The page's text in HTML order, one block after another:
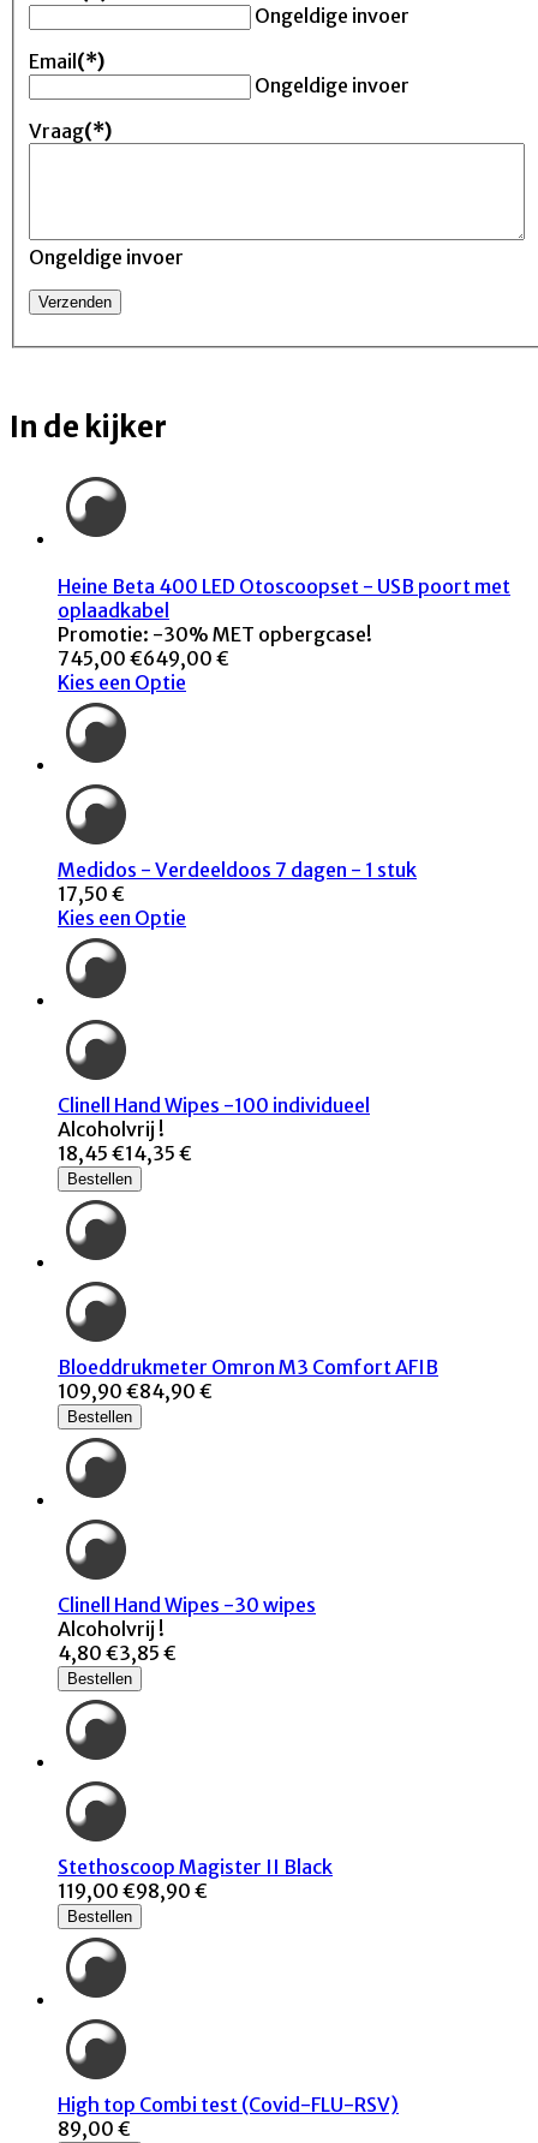
Ongeldige invoer
Email(*)
Ongeldige invoer
Vraag(*)
Ongeldige invoer
In de kijker
Heine Beta 400 LED Otoscoopset - USB poort met
oplaadkabel
Promotie: -30% MET opbergcase!
745,00 €649,00 €
Kies een Optie
Medidos - Verdeeldoos 7 dagen - 1 stuk
17,50 €
Kies een Optie
Clinell Hand Wipes -100 individueel
Alcoholvrij !
18,45 €14,35 €
Bestellen
Bloeddrukmeter Omron M3 Comfort AFIB
109,90 €84,90 €
Bestellen
Clinell Hand Wipes -30 wipes
Alcoholvrij !
4,80 €3,85 €
Bestellen
Stethoscoop Magister II Black
119,00 €98,90 €
Bestellen
High top Combi test (Covid-FLU-RSV)
89,00 €